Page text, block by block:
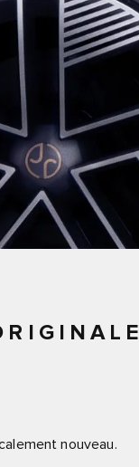
nouveau.